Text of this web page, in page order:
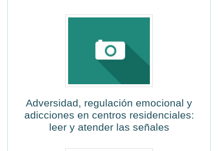
Adversidad, regulación emocional y
adicciones en centros residenciales:
leer y atender las señales